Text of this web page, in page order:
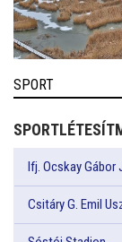
SPORT
Ifj. Ocskay Gábor
Csitáry G. Emil